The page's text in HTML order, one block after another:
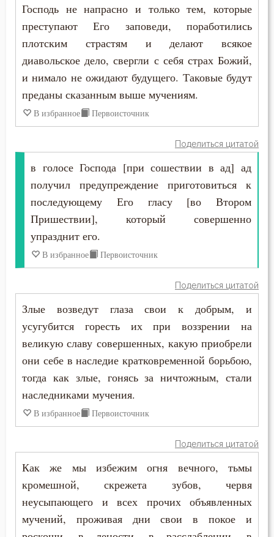
Будущее
Ведение
Вера
Вечные муки
Воздаяние
Вознесение
Воля Божия
Воплощение
Воскресение Христово
Воспитание
Глаза
Гнев
Гнев Божий
Гордость
Господь не напрасно и только тем, которые
преступают Его заповеди, поработились
плотским страстям и делают всякое
диавольское дело, свергли с себя страх Божий,
и нимало не ожидают будущего. Таковые будут
преданы сказанным выше мучениям.
В избранное Первоисточник
Поделиться цитатой
в голосе Господа [при сошествии в ад] ад
получил предупреждение приготовиться к
последующему Его гласу [во Втором
Пришествии], который совершенно
упразднит его.
В избранное Первоисточник
Поделиться цитатой
Злые возведут глаза свои к добрым, и
усугубится горесть их при воззрении на
великую славу совершенных, какую приобрели
они себе в наследие кратковременной борьбою,
тогда как злые, гонясь за ничтожным, стали
наследниками мучения.
В избранное Первоисточник
Поделиться цитатой
Как же мы избежим огня вечного, тьмы
кромешной, скрежета зубов, червя
неусыпающего и всех прочих объявленных
мучений, проживая дни свои в покое и